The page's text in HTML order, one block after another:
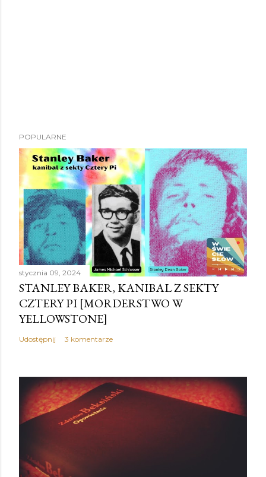
POPULARNE
stycznia 09, 2024
STANLEY BAKER, KANIBAL Z SEKTY
CZTERY PI [MORDERSTWO W
YELLOWSTONE]
Udostępnij 3 komentarze